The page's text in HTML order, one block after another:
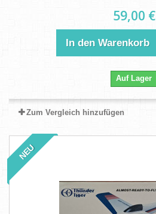
59,00 €
In den Warenkorb
Auf Lager
Zum Vergleich hinzufügen
NEU